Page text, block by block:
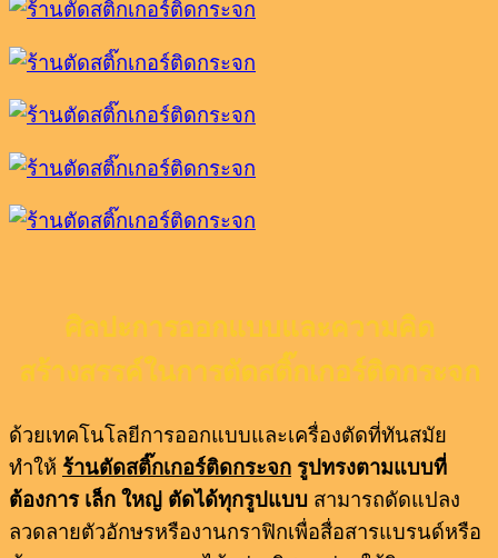
ศิลปะการออกแบบและความคิด
สร้างสรรค์ในการตัดสติ๊กเกอร์ติดกระจก
ด้วยเทคโนโลยีการออกแบบและเครื่องตัดที่ทันสมัย
ทำให้ ร้านตัดสติ๊กเกอร์ติดกระจก รูปทรงตามแบบที่
ต้องการ เล็ก ใหญ่ ตัดได้ทุกรูปแบบ สามารถดัดแปลง
ลวดลายตัวอักษรหรืองานกราฟิกเพื่อสื่อสารแบรนด์หรือ